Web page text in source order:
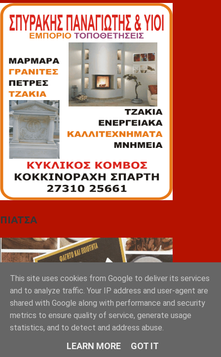
ΠΙΑΤΣΑ
This site uses cookies from Google to deliver its services
and to analyze traffic. Your IP address and user-agent are
shared with Google along with performance and security
metrics to ensure quality of service, generate usage
statistics, and to detect and address abuse.
LEARN MORE GOT IT